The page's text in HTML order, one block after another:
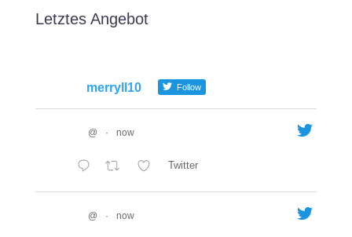
Letztes Angebot
merryll10 Follow
@ · now
Twitter
@ · now